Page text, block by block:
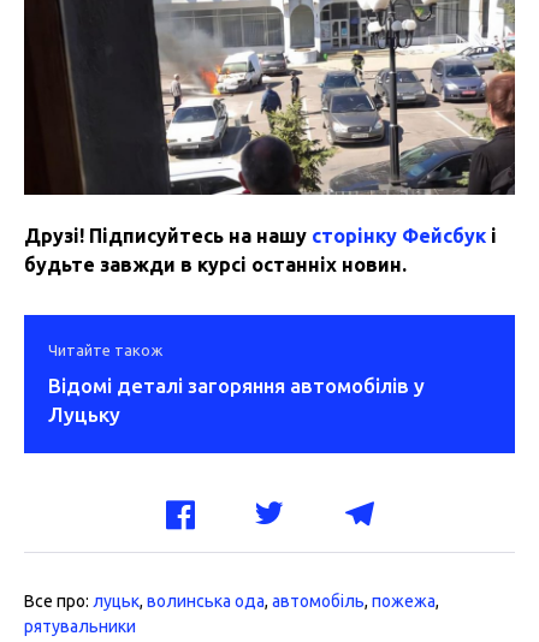
Друзі! Підписуйтесь на нашу сторінку Фейсбук і
будьте завжди в курсі останніх новин.
Читайте також
Відомі деталі загоряння автомобілів у
Луцьку
Все про: луцьк, волинська ода, автомобіль, пожежа,
рятувальники